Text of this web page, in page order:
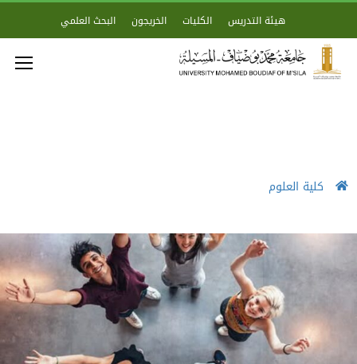
هيئة التدريس الكليات الخريجون البحث العلمي
كلية العلوم